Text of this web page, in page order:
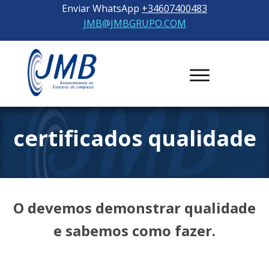
Enviar WhatsApp +34607400483
JMB@JMBGRUPO.COM
certificados qualidade
O devemos demonstrar qualidade
e sabemos como fazer.